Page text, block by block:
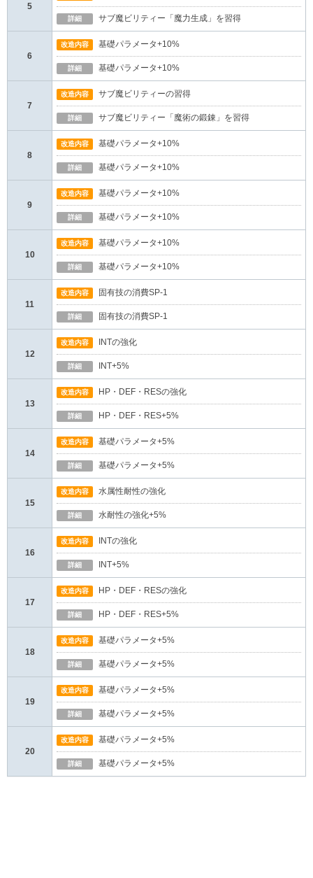
5
詳細 サブ魔ビリティー「魔力生成」を習得
6
改造内容 基礎パラメータ+10%
詳細 基礎パラメータ+10%
7
改造内容 サブ魔ビリティーの習得
詳細 サブ魔ビリティー「魔術の鍛錬」を習得
8
改造内容 基礎パラメータ+10%
詳細 基礎パラメータ+10%
9
改造内容 基礎パラメータ+10%
詳細 基礎パラメータ+10%
10
改造内容 基礎パラメータ+10%
詳細 基礎パラメータ+10%
11
改造内容 固有技の消費SP-1
詳細 固有技の消費SP-1
12
改造内容 INTの強化
詳細 INT+5%
13
改造内容 HP・DEF・RESの強化
詳細 HP・DEF・RES+5%
14
改造内容 基礎パラメータ+5%
詳細 基礎パラメータ+5%
15
改造内容 水属性耐性の強化
詳細 水耐性の強化+5%
16
改造内容 INTの強化
詳細 INT+5%
17
改造内容 HP・DEF・RESの強化
詳細 HP・DEF・RES+5%
18
改造内容 基礎パラメータ+5%
詳細 基礎パラメータ+5%
19
改造内容 基礎パラメータ+5%
詳細 基礎パラメータ+5%
20
改造内容 基礎パラメータ+5%
詳細 基礎パラメータ+5%